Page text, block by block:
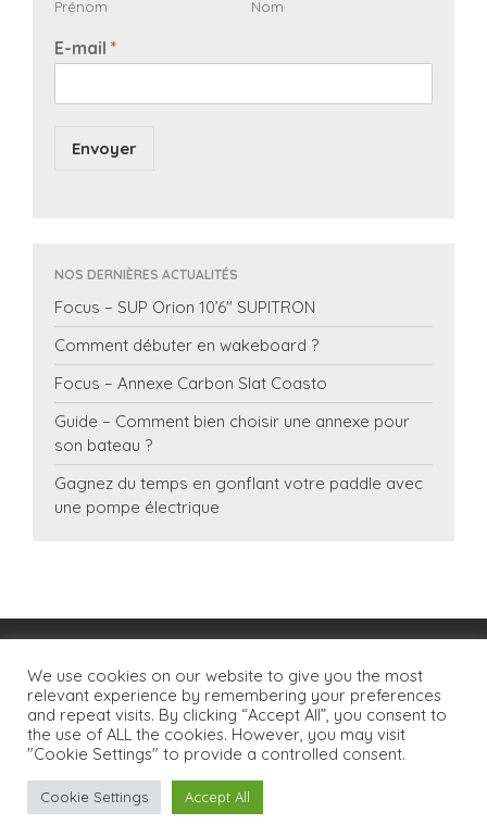
Prénom Nom
E-mail *
Envoyer
NOS DERNIÈRES ACTUALITÉS
Focus – SUP Orion 10’6″ SUPITRON
Comment débuter en wakeboard ?
Focus – Annexe Carbon Slat Coasto
Guide – Comment bien choisir une annexe pour
son bateau ?
Gagnez du temps en gonflant votre paddle avec
une pompe électrique
Tous droits réservés Sup-factory.fr ©
We use cookies on our website to give you the most
relevant experience by remembering your preferences
and repeat visits. By clicking “Accept All”, you consent to
the use of ALL the cookies. However, you may visit
"Cookie Settings" to provide a controlled consent.
Cookie Settings Accept All